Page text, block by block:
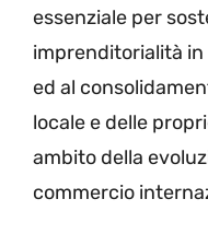
essenziale per
imprenditorialità
ed al
locale e delle
ambito della
commercio